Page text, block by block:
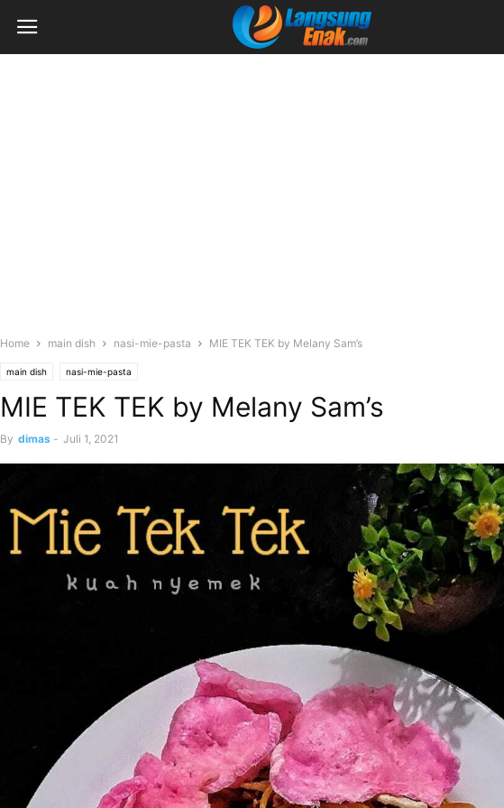
Home main dish nasi-mie-pasta MIE TEK TEK by Melany Sam’s
main dish nasi-mie-pasta
MIE TEK TEK by Melany Sam’s
By dimas - Juli 1, 2021